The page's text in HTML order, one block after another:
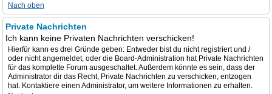
Nach oben
Private Nachrichten
Ich kann keine Privaten Nachrichten verschicken!
Hierfür kann es drei Gründe geben: Entweder bist du nicht registriert und /
oder nicht angemeldet, oder die Board-Administration hat Private Nachrichten
für das komplette Forum ausgeschaltet. Außerdem könnte es sein, dass der
Administrator dir das Recht, Private Nachrichten zu verschicken, entzogen
hat. Kontaktiere einen Administrator, um weitere Informationen zu erhalten.